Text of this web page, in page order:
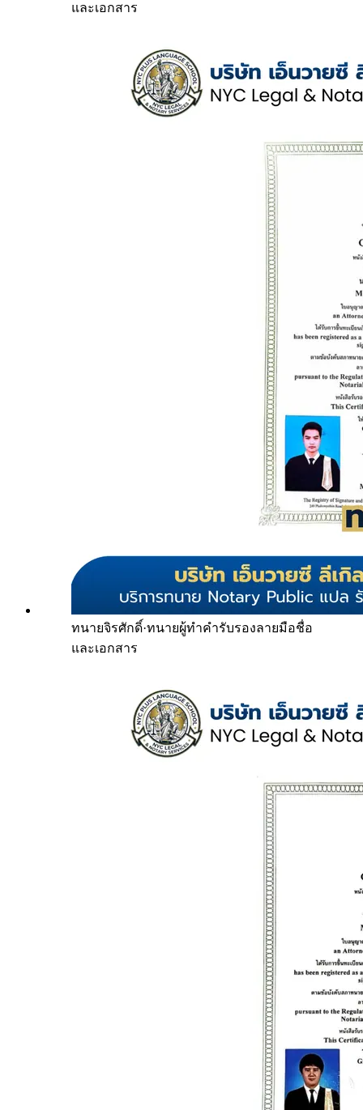
และเอกสาร
ทนายจิรศักดิ์·ทนายผู้ทำคำรับรองลายมือชื่อ
และเอกสาร